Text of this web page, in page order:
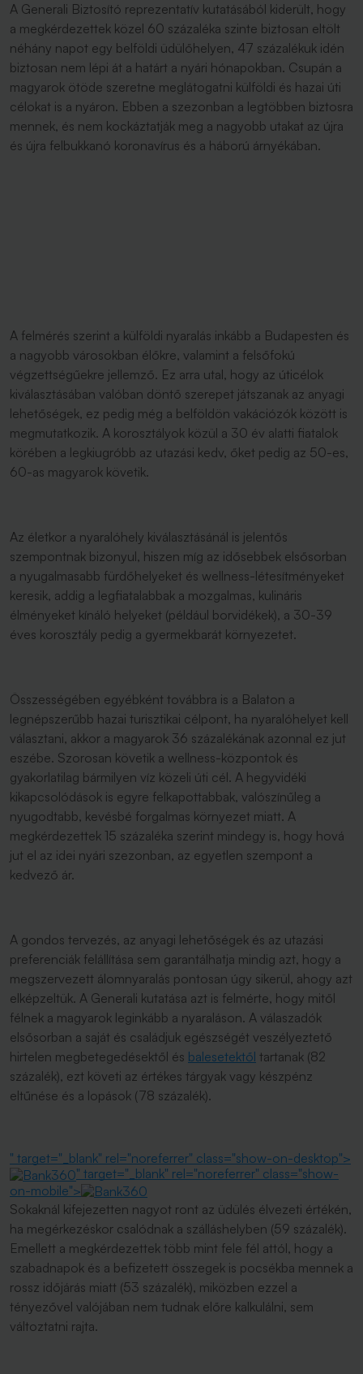
A Generali Biztosító reprezentatív kutatásából kiderült, hogy
a megkérdezettek közel 60 százaléka szinte biztosan eltölt
néhány napot egy belföldi üdülőhelyen, 47 százalékuk idén
biztosan nem lépi át a határt a nyári hónapokban. Csupán a
magyarok ötöde szeretne meglátogatni külföldi és hazai úti
célokat is a nyáron. Ebben a szezonban a legtöbben biztosra
mennek, és nem kockáztatják meg a nagyobb utakat az újra
és újra felbukkanó koronavírus és a háború árnyékában.
A felmérés szerint a külföldi nyaralás inkább a Budapesten és
a nagyobb városokban élőkre, valamint a felsőfokú
végzettségűekre jellemző. Ez arra utal, hogy az úticélok
kiválasztásában valóban döntő szerepet játszanak az anyagi
lehetőségek, ez pedig még a belföldön vakációzók között is
megmutatkozik. A korosztályok közül a 30 év alatti fiatalok
körében a legkiugróbb az utazási kedv, őket pedig az 50-es,
60-as magyarok követik.
Az életkor a nyaralóhely kiválasztásánál is jelentős
szempontnak bizonyul, hiszen míg az idősebbek elsősorban
a nyugalmasabb fürdőhelyeket és wellness-létesítményeket
keresik, addig a legfiatalabbak a mozgalmas, kulináris
élményeket kínáló helyeket (például borvidékek), a 30-39
éves korosztály pedig a gyermekbarát környezetet.
Összességében egyébként továbbra is a Balaton a
legnépszerűbb hazai turisztikai célpont, ha nyaralóhelyet kell
választani, akkor a magyarok 36 százalékának azonnal ez jut
eszébe. Szorosan követik a wellness-központok és
gyakorlatilag bármilyen víz közeli úti cél. A hegyvidéki
kikapcsolódások is egyre felkapottabbak, valószínűleg a
nyugodtabb, kevésbé forgalmas környezet miatt. A
megkérdezettek 15 százaléka szerint mindegy is, hogy hová
jut el az idei nyári szezonban, az egyetlen szempont a
kedvező ár.
A gondos tervezés, az anyagi lehetőségek és az utazási
preferenciák felállítása sem garantálhatja mindig azt, hogy a
megszervezett álomnyaralás pontosan úgy sikerül, ahogy azt
elképzeltük. A Generali kutatása azt is felmérte, hogy mitől
félnek a magyarok leginkább a nyaraláson. A válaszadók
elsősorban a saját és családjuk egészségét veszélyeztető
hirtelen megbetegedésektől és balesetektől tartanak (82
százalék), ezt követi az értékes tárgyak vagy készpénz
eltűnése és a lopások (78 százalék).
" target="_blank" rel="noreferrer" class="show-on-desktop">
" target="_blank" rel="noreferrer" class="show-
on-mobile">
Sokaknál kifejezetten nagyot ront az üdülés élvezeti értékén,
ha megérkezéskor csalódnak a szálláshelyben (59 százalék).
Emellett a megkérdezettek több mint fele fél attól, hogy a
szabadnapok és a befizetett összegek is pocsékba mennek a
rossz időjárás miatt (53 százalék), miközben ezzel a
tényezővel valójában nem tudnak előre kalkulálni, sem
változtatni rajta.